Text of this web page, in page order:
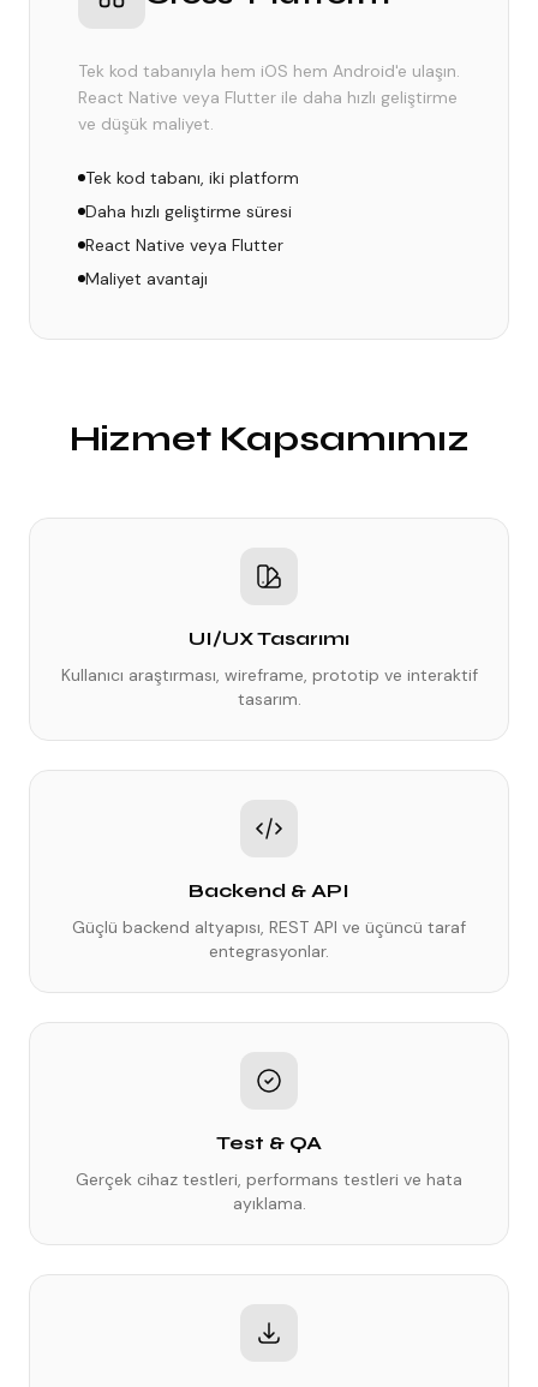
Tek kod tabanıyla hem iOS hem Android'e ulaşın.
React Native veya Flutter ile daha hızlı geliştirme
ve düşük maliyet.
Tek kod tabanı, iki platform
Daha hızlı geliştirme süresi
React Native veya Flutter
Maliyet avantajı
Hizmet Kapsamımız
UI/UX Tasarımı
Kullanıcı araştırması, wireframe, prototip ve interaktif
tasarım.
Backend & API
Güçlü backend altyapısı, REST API ve üçüncü taraf
entegrasyonlar.
Test & QA
Gerçek cihaz testleri, performans testleri ve hata
ayıklama.